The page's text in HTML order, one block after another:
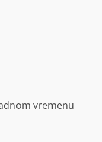
vremenu